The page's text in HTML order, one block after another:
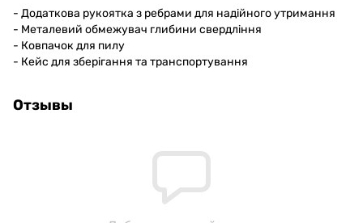
- Додаткова рукоятка з ребрами для надійного утримання
- Металевий обмежувач глибини свердління
- Ковпачок для пилу
- Кейс для зберігання та транспортування
Отзывы